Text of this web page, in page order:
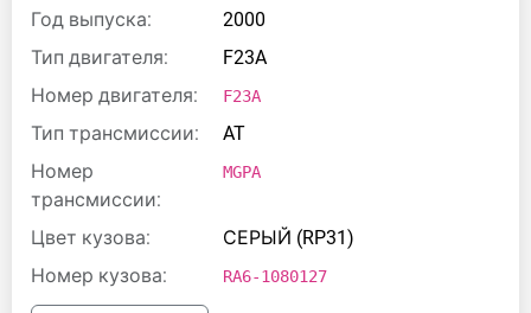
Год выпуска:
2000
Тип двигателя:
F23A
Номер двигателя:
F23A
Тип трансмиссии:
AT
Номер
трансмиссии:
MGPA
Цвет кузова:
СЕРЫЙ (RP31)
Номер кузова:
RA6-1080127